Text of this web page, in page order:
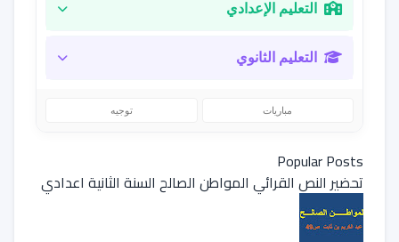
التعليم الإعدادي
التعليم الثانوي
مباريات توجيه
Popular Posts
تحضير النص القرائي المواطن الصالح السنة الثانية اعدادي